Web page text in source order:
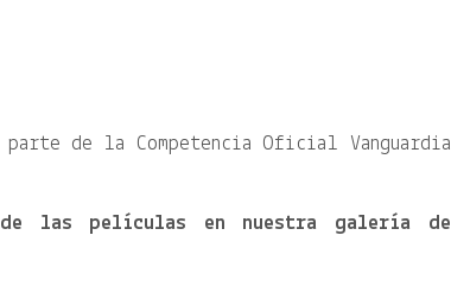
de la Competencia Oficial Vanguardia
las películas en nuestra galería de